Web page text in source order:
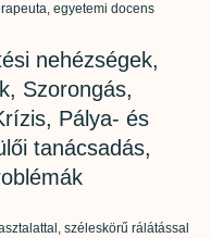
egyetemi docens
nehézségek,
Szorongás,
Pálya- és
tanácsadás,
széleskörű rálátással